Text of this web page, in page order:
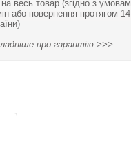
на весь товар (згідно з
або повернення протягом
про гарантію >>>